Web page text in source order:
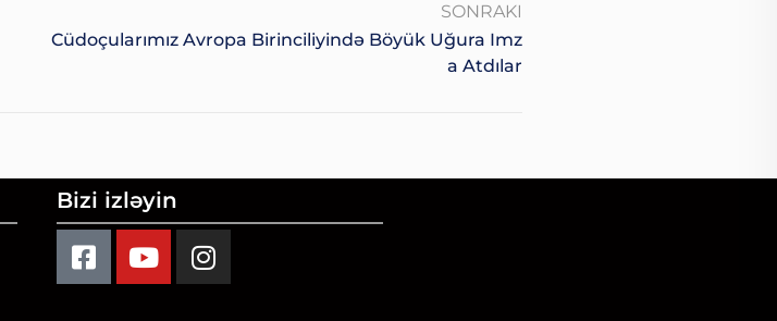
SONRAKI
Cüdoçularımız Avropa Birinciliyində Böyük Uğura Imz
A Atdılar
Bizi izləyin